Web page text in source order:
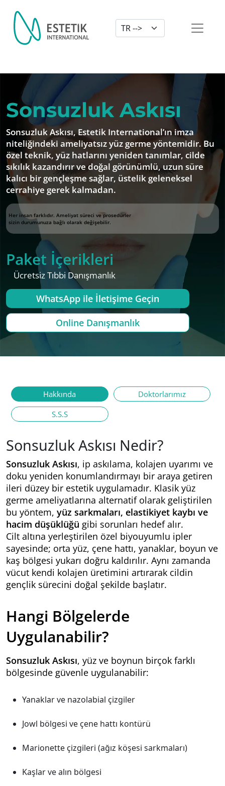
Dil Seçimi
Sonsuzluk Askısı
Sonsuzluk Askısı, Estetik International’ın imza
niteliğindeki ameliyatsız yüz germe yöntemidir. Bu
özel teknik, yüz hatlarını yeniden tanımlar, cilde
sıkılık kazandırır ve doğal görünümlü, uzun süre
kalıcı bir gençleşme sağlar, üstelik geleneksel
cerrahiye gerek kalmadan.
Her insan farklıdır. Ameliyat süreci ve prosedürler
sizin durumunuza bağlı olarak değişebilir.
Paket İçerikleri
Ücretsiz Tıbbi Danışmanlık
WhatsApp ile İletişime Geçin
Online Danışmanlık
Hakkında
Doktorlarımız
S.S.S
Sonsuzluk Askısı Nedir?
Sonsuzluk Askısı, ip askılama, kolajen uyarımı ve
doku yeniden konumlandırmayı bir araya getiren
ileri düzey bir estetik uygulamadır. Klasik yüz
germe ameliyatlarına alternatif olarak geliştirilen
bu yöntem, yüz sarkmaları, elastikiyet kaybı ve
hacim düşüklüğü gibi sorunları hedef alır.
Cilt altına yerleştirilen özel biyouyumlu ipler
sayesinde; orta yüz, çene hattı, yanaklar, boyun ve
kaş bölgesi yukarı doğru kaldırılır. Aynı zamanda
vücut kendi kolajen üretimini artırarak cildin
gençlik sürecini doğal şekilde başlatır.
Hangi Bölgelerde
Uygulanabilir?
Sonsuzluk Askısı, yüz ve boynun birçok farklı
bölgesinde güvenle uygulanabilir:
Yanaklar ve nazolabial çizgiler
Jowl bölgesi ve çene hattı kontürü
Marionette çizgileri (ağız köşesi sarkmaları)
Kaşlar ve alın bölgesi